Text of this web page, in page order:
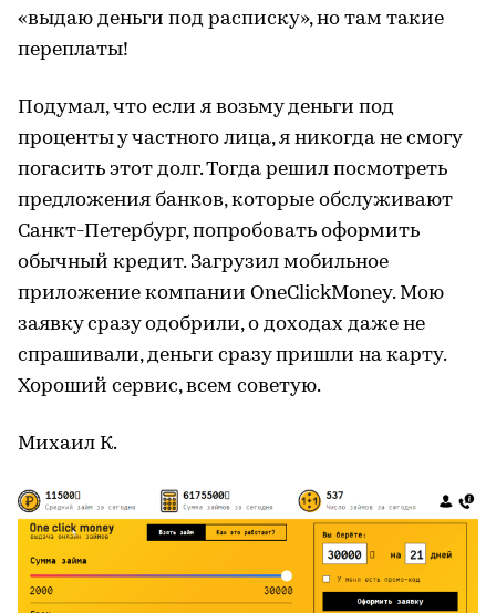
«выдаю деньги под расписку», но там такие
переплаты!
Подумал, что если я возьму деньги под
проценты у частного лица, я никогда не смогу
погасить этот долг. Тогда решил посмотреть
предложения банков, которые обслуживают
Санкт-Петербург, попробовать оформить
обычный кредит. Загрузил мобильное
приложение компании OneClickMoney. Мою
заявку сразу одобрили, о доходах даже не
спрашивали, деньги сразу пришли на карту.
Хороший сервис, всем советую.
Михаил К.